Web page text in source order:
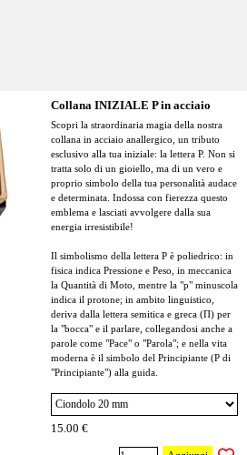
Collana INIZIALE P in acciaio
Scopri la straordinaria magia della nostra
collana in acciaio anallergico, un tributo
esclusivo alla tua iniziale: la lettera P. Non si
tratta solo di un gioiello, ma di un vero e
proprio simbolo della tua personalità audace
e determinata. Indossa con fierezza questo
emblema e lasciati avvolgere dalla sua
energia irresistibile!
Il simbolismo della lettera P è poliedrico: in
fisica indica Pressione e Peso, in meccanica
la Quantità di Moto, mentre la "p" minuscola
indica il protone; in ambito linguistico,
deriva dalla lettera semitica e greca (Π) per
la "bocca" e il parlare, collegandosi anche a
parole come "Pace" o "Parola"; e nella vita
moderna è il simbolo del Principiante (P di
"Principiante") alla guida.
15.00 €